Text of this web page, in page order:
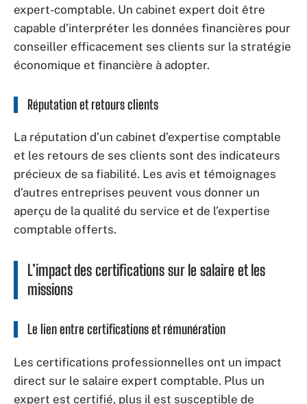
expert-comptable. Un cabinet expert doit être
capable d’interpréter les données financières pour
conseiller efficacement ses clients sur la stratégie
économique et financière à adopter.
Réputation et retours clients
La réputation d’un cabinet d’expertise comptable
et les retours de ses clients sont des indicateurs
précieux de sa fiabilité. Les avis et témoignages
d’autres entreprises peuvent vous donner un
aperçu de la qualité du service et de l’expertise
comptable offerts.
L’impact des certifications sur le salaire et les
missions
Le lien entre certifications et rémunération
Les certifications professionnelles ont un impact
direct sur le salaire expert comptable. Plus un
expert est certifié, plus il est susceptible de